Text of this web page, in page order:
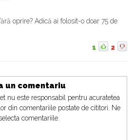
oprire? Adică ai folosit-o doar 75 de
1 2
un comentariu
nu este responsabil pentru acuratetea
din comentariile postate de cititori. Ne
comentariile.